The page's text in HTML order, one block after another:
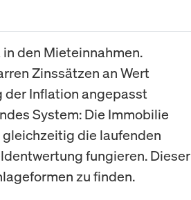
eine
den Mieteinnahmen.
Zinssätzen an Wert
Inflation angepasst
System: Die Immobilie
die laufenden
fungieren. Dieser
zu finden.